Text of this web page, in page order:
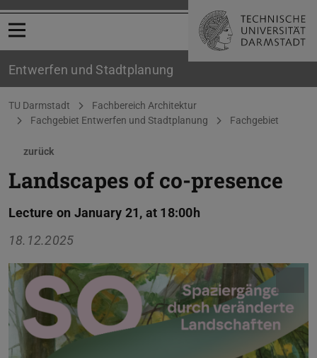
Menü öffnen
Entwerfen und Stadtplanung
Sie befinden sich hier:
TU Darmstadt
Fachbereich Architektur
Fachgebiet Entwerfen und Stadtplanung
Fachgebiet
zurück
Landscapes of co-presence
Lecture on January 21, at 18:00h
18.12.2025